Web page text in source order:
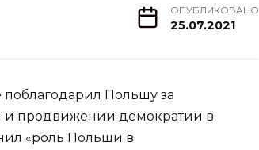
ОПУБЛИКОВАНО
25.07.2021
поблагодарил Польшу за
и продвижении демократии в
«роль Польши в